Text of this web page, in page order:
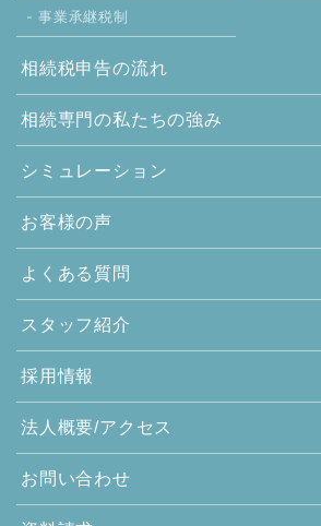
事業承継税制
相続税申告の流れ
相続専門の私たちの強み
シミュレーション
お客様の声
よくある質問
スタッフ紹介
採用情報
法人概要/アクセス
お問い合わせ